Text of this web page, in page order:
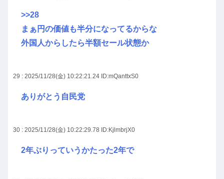
>>28
まぁ円の価値も半分になってるからな
外国人からしたら半額セール状態か
29 : 2025/11/28(金) 10:22:21.24 ID:mQanttxS0
ありがとう自民党
30 : 2025/11/28(金) 10:22:29.78 ID:KjlmbrjX0
2年ぶりっていうかたった2年で